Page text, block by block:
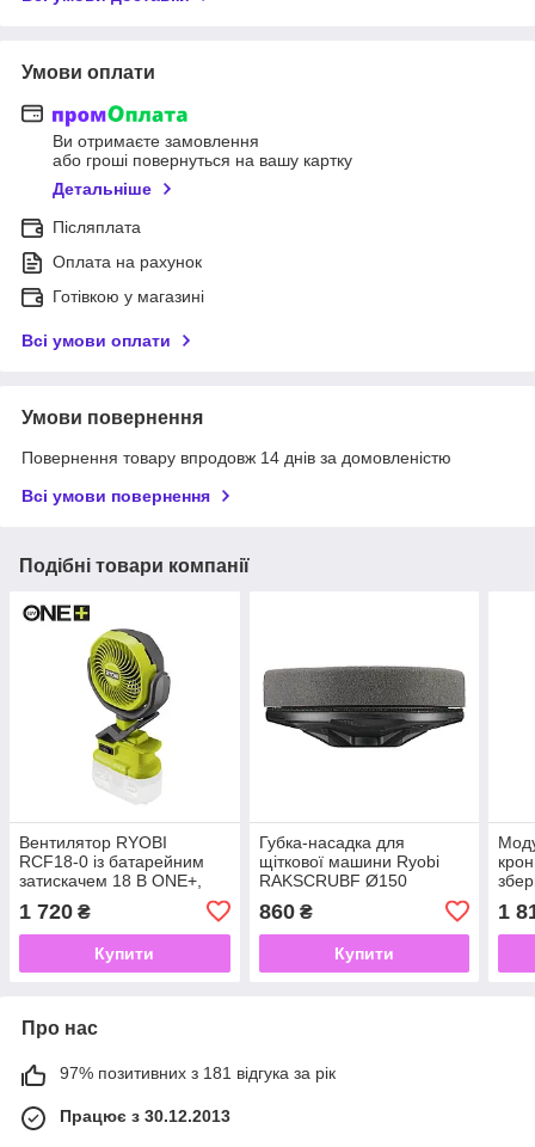
Умови оплати
Ви отримаєте замовлення
або гроші повернуться на вашу картку
Детальніше
Післяплата
Оплата на рахунок
Готівкою у магазині
Всі умови оплати
Умови повернення
Повернення товару впродовж 14 днів за домовленістю
Всі умови повернення
Подібні товари компанії
Вентилятор RYOBI
RCF18-0 із батарейним
затискачем 18 В ONE+,
макс. швидкість обертання
вентилятора 3400 хв-1,
без акумулятора та
1 720 ₴
Купити
Губка-насадка для
щіткової машини Ryobi
RAKSCRUBF Ø150
5132005019 (для машин
R18TPS і R18CPS ONE+)
860₴
Купити
1
Про нас
97% позитивних з 181 відгука за рік
Працює з 30.12.2013